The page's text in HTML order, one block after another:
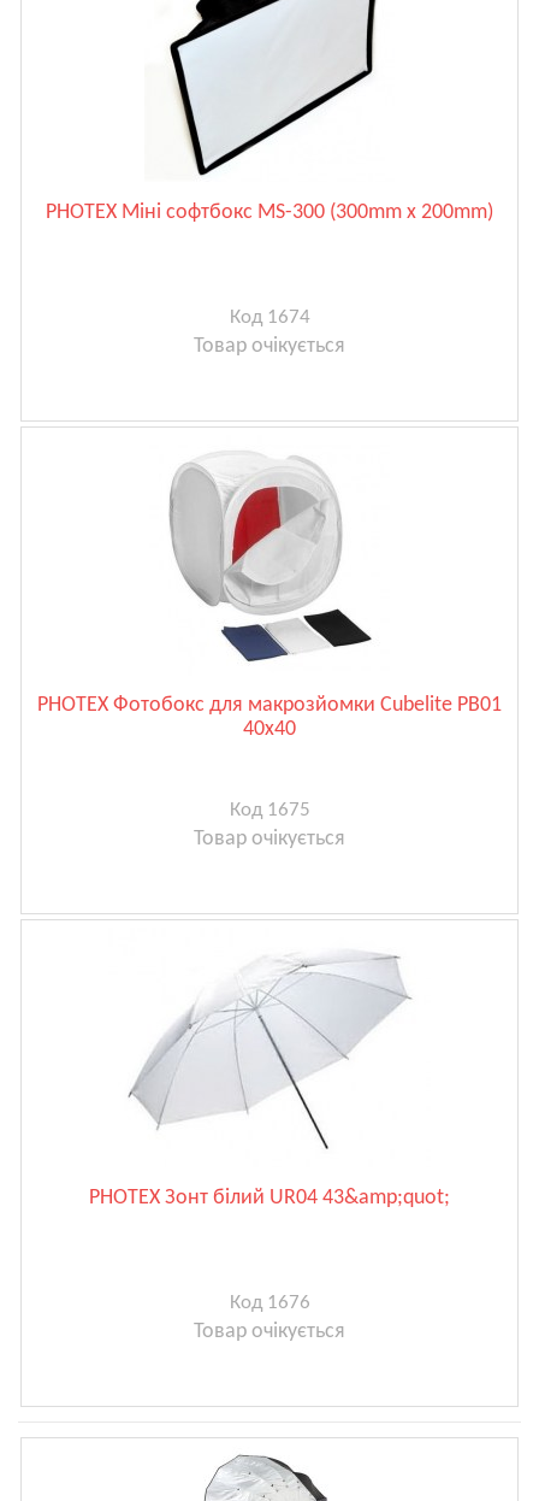
PHOTEX Міні софтбокс MS-300 (300mm x 200mm)
Код 1674
Товар очікується
PHOTEX Фотобокс для макрозйомки Cubelite PB01
40x40
Код 1675
Товар очікується
PHOTEX Зонт білий UR04 43&amp;quot;
Код 1676
Товар очікується